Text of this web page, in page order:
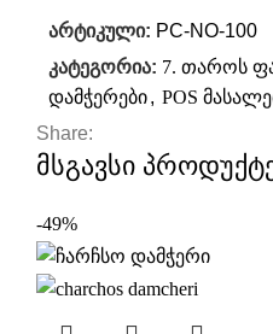
არტიკული: PC-NO-100
კატეგორია: 7. თაროს
დამჭერები, POS
Share:
მსგავსი
-49%